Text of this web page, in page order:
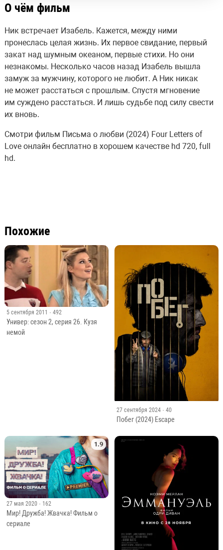
О чём фильм
Ник встречает Изабель. Кажется, между ними
пронеслась целая жизнь. Их первое свидание, первый
закат над шумным океаном, первые стихи. Но они
незнакомы. Несколько часов назад Изабель вышла
замуж за мужчину, которого не любит. А Ник никак
не может расстаться с прошлым. Спустя мгновение
им суждено расстаться. И лишь судьбе под силу свести
их вновь.
Смотри фильм Письма о любви (2024) Four Letters of
Love онлайн бесплатно в хорошем качестве hd 720, full
hd.
Похожие
5 сентября 2011 · 492
Универ: сезон 2, серия 26. Кузя
немой
27 сентября 2024 · 40
Побег (2024) Escape
1.9
27 мая 2020 · 162
Мир! Дружба! Жвачка! Фильм о
сериале